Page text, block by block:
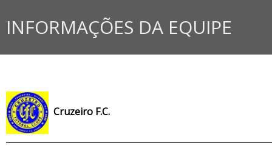
INFORMAÇÕES DA EQUIPE
Cruzeiro F.C.